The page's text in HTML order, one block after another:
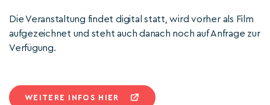
Die Veranstaltung findet digital statt, wird vorher als Film
aufgezeichnet und steht auch danach noch auf Anfrage zur
Verfügung.
WEITERE INFOS HIER